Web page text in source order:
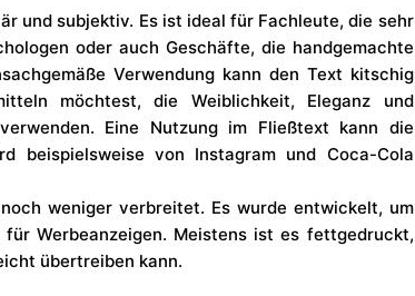
und subjektiv. Es ist ideal für Fachleute, die sehr
oder auch Geschäfte, die handgemachte
Verwendung kann den Text kitschig
möchtest, die Weiblichkeit, Eleganz und
Eine Nutzung im Fließtext kann die
beispielsweise von Instagram und Coca-Cola
weniger verbreitet. Es wurde entwickelt, um
Werbeanzeigen. Meistens ist es fettgedruckt,
übertreiben kann.